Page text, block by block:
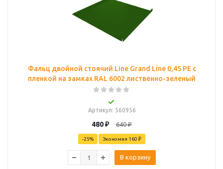
Фальц двойной стоячий Line Grand Line 0,45 PE с
пленкой на замках RAL 6002 лиственно-зеленый
Артикул: 560956
480₽ 640₽
-25% Экономия 160 ₽
В корзину